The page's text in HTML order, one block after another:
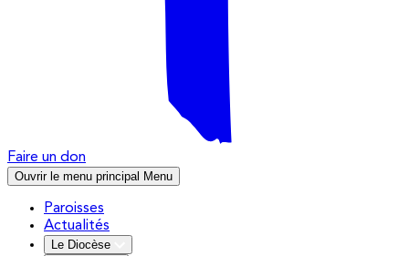
Faire un don
Ouvrir le menu principal Menu
Paroisses
Actualités
Le Diocèse